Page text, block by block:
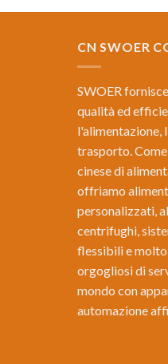
CN SWOER
SWOER
qualità ed
l'alimentazione,
trasporto.
cinese di
offriamo
personalizzati,
centrifughi,
flessibili e
orgogliosi di
mondo con
automazione